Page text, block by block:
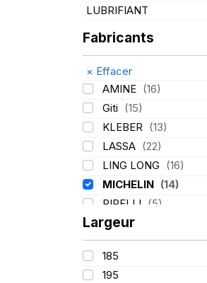
LUBRIFIANT
Fabricants
× Effacer
AMINE (16)
Giti (15)
KLEBER (13)
LASSA (22)
LING LONG (16)
MICHELIN (14)
PIRELLI (5)
TIGAR
Largeur
185
195